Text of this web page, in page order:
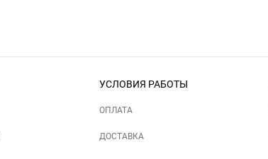
УСЛОВИЯ РАБОТЫ
ОПЛАТА
ДОСТАВКА